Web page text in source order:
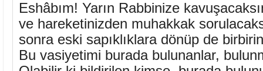
Eshâbım! Yarın Rabbinize
ve hareketinizden muhakkak
sonra eski sapıklıklara dönüp de
Bu vasiyetimi burada bulunanlar,